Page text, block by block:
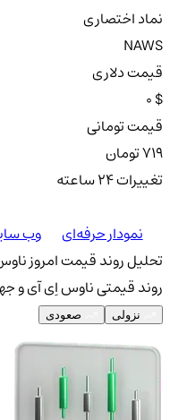
نماد اختصاری
NAWS
قیمت دلاری
0 $
قیمت تومانی
719 تومان
تغییرات ۲۴ ساعته
نمودار حرفه‌ای
وب
تحلیل روند قیمت امروز
روند قیمتی ناوس اِی آی و
نزولی صعودی